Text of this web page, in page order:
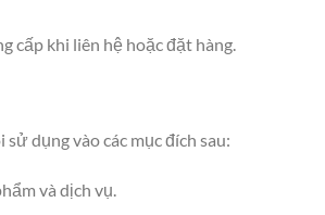
cấp khi liên hệ hoặc đặt hàng.
dụng vào các mục đích sau:
và dịch vụ.